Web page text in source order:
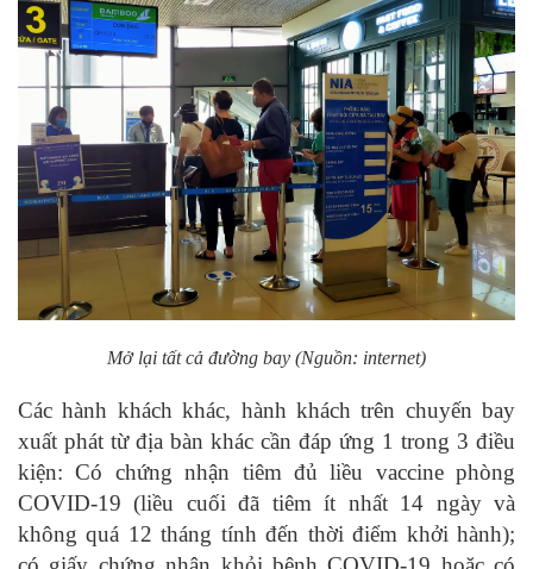
Mở lại tất cả đường bay (Nguồn: internet)
Các hành khách khác, hành khách trên chuyến bay
xuất phát từ địa bàn khác cần đáp ứng 1 trong 3 điều
kiện: Có chứng nhận tiêm đủ liều vaccine phòng
COVID-19 (liều cuối đã tiêm ít nhất 14 ngày và
không quá 12 tháng tính đến thời điểm khởi hành);